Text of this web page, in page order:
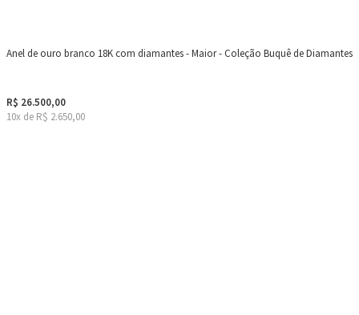
Anel de ouro branco 18K com diamantes - Maior - Coleção Buquê de Diamantes
R$ 26.500,00
10x de R$ 2.650,00